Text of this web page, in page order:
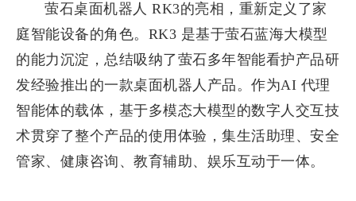
萤石桌面机器人 RK3的亮相，重新定义了家
庭智能设备的角色。RK3 是基于萤石蓝海大模型
的能力沉淀，总结吸纳了萤石多年智能看护产品研
发经验推出的一款桌面机器人产品。作为AI 代理
智能体的载体，基于多模态大模型的数字人交互技
术贯穿了整个产品的使用体验，集生活助理、安全
管家、健康咨询、教育辅助、娱乐互动于一体。